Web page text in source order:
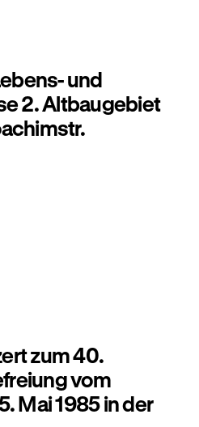
und
2. Altbaugebiet
zum 40.
vom
Mai 1985 in der